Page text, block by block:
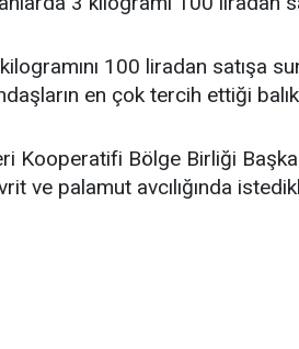
kilogramını 100 liradan satışa
en çok tercih ettiği
Kooperatifi Bölge Birliği
ve palamut avcılığında